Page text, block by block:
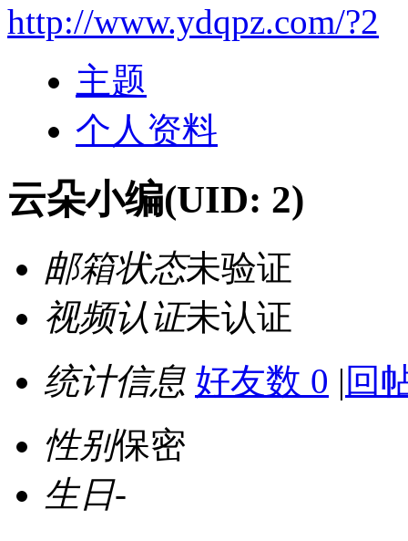
http://www.ydqpz.com/?2
主题
个人资料
云朵小编(UID: 2)
邮箱状态未验证
视频认证未认证
统计信息 好友数 0 | 回
性别保密
生日-